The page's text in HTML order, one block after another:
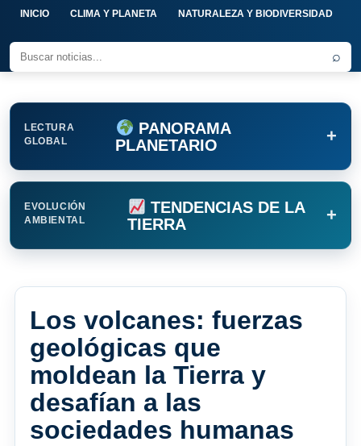
INICIO CLIMA Y PLANETA NATURALEZA Y BIODIVERSIDAD
⌕
LECTURA
GLOBAL
PANORAMA
PLANETARIO
+
EVOLUCIÓN
AMBIENTAL
TENDENCIAS DE LA
TIERRA
+
Los volcanes: fuerzas
geológicas que
moldean la Tierra y
desafían a las
sociedades humanas